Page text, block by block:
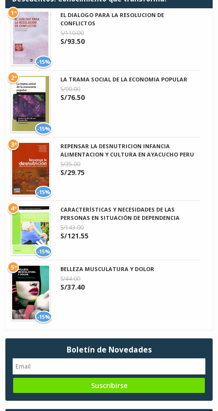
-15%
EL DIALOGO PARA LA RESOLUCION DE
CONFLICTOS
S/110.00
S/93.50
1º
-15%
LA TRAMA SOCIAL DE LA ECONOMIA POPULAR
S/90.00
S/76.50
2º
-15%
REPENSAR LA DESNUTRICION INFANCIA
ALIMENTACION Y CULTURA EN AYACUCHO PERU
S/35.00
S/29.75
3º
-15%
CARACTERÍSTICAS Y NECESIDADES DE LAS
PERSONAS EN SITUACIÓN DE DEPENDENCIA
S/143.00
S/121.55
4º
-15%
BELLEZA MUSCULATURA Y DOLOR
S/44.00
S/37.40
5º
Boletín de Novedades